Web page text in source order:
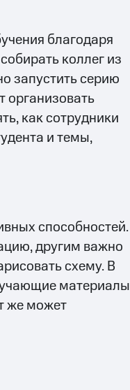
благодаря
коллег из
запустить серию
организовать
как сотрудники
и темы,
способностей.
другим важно
схему. В
материалы
же может